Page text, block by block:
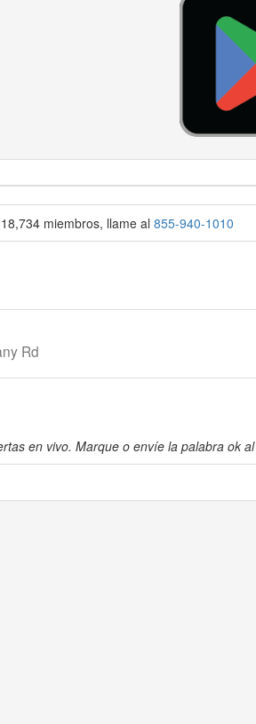
miembros, llame al 855-940-1010
Rd
en vivo. Marque o envíe la palabra ok al